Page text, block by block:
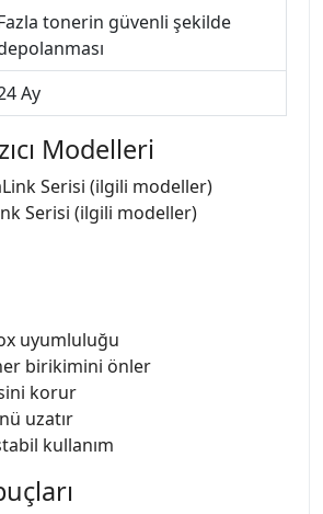
tonerin güvenli şekilde
Ay
Modelleri
Serisi (ilgili modeller)
Serisi (ilgili modeller)
uyumluluğu
birikimini önler
korur
uzatır
kullanım